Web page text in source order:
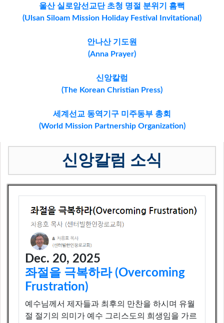
울산 실로암선교단 초청 명절 분위기 흠뻑
(Ulsan Siloam Mission Holiday Festival Invitational)
안나산 기도원
(Anna Prayer)
신앙칼럼
(The Korean Christian Press)
세계선교 동역기구 미주동부 총회
(World Mission Partnership Organization)
(Revival Teacher Rev. Yongho John Cha)
북한동족과 통일을 위한 통곡 기도회
(Prayer Meetings For North Korean Reunification)
체스픽신학대학원
센터빌한인장로교회 행사
(KPCC Events)
센터빌가나다한국학교
(KPCC Korean School)
신앙칼럼 소식
Dec. 20, 2025
좌절을 극복하라 (Overcoming
Frustration)
예수님께서 제자들과 최후의 만찬을 하시며 유월
절 절기의 의미가 예수 그리스도의 희생임을 가르